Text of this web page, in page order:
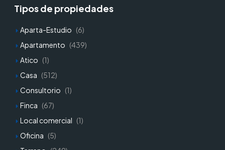
Tipos de propiedades
Aparta-Estudio (6)
Apartamento (439)
Atico (1)
Casa (512)
Consultorio (1)
Finca (67)
Local comercial (1)
Oficina (5)